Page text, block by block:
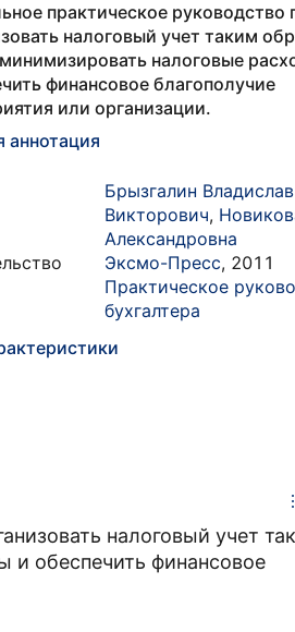
практическое
налоговый учет таким
налоговые
финансовое благополучие
или организации.
аннотация
Брызгалин Владислав
Викторович,
Александровна
Эксмо-Пресс, 2011
Практическое
бухгалтера
налоговый учет
и обеспечить финансовое